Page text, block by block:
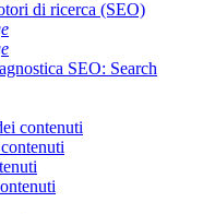
di ricerca (SEO)
SEO: Search
contenuti